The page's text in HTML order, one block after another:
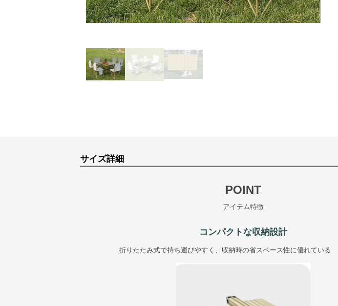
サイズ詳細
POINT
アイテム特徴
コンパクトな収納設計
折りたたみ式で持ち運びやすく、収納時の省スペース性に優れている